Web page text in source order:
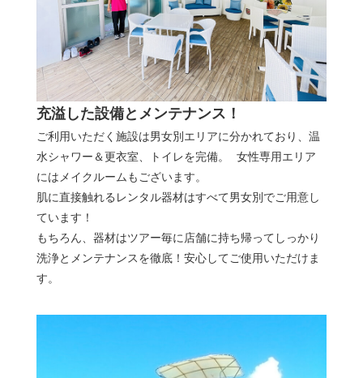
充溢した設備とメンテナンス！
ご利用いただく施設は男女別エリアに分かれており、温
水シャワー＆更衣室、トイレを完備。 女性専用エリア
にはメイクルームもございます。
肌に直接触れるレンタル器材はすべて男女別でご用意し
ています！
もちろん、器材はツアー毎に店舗に持ち帰ってしっかり
洗浄とメンテナンスを徹底！安心してご使用いただけま
す。